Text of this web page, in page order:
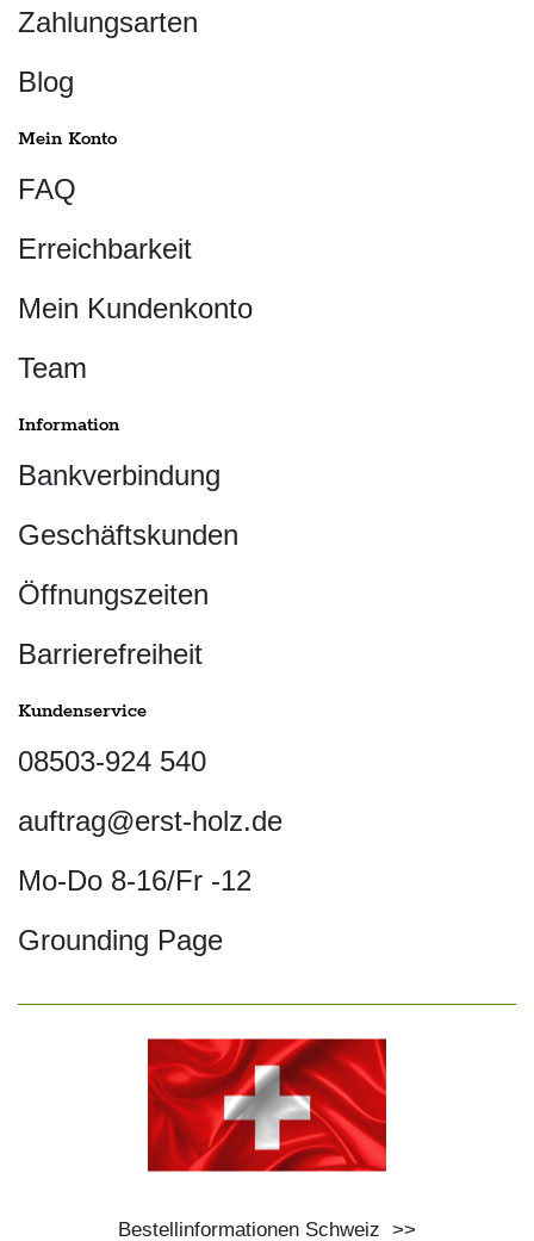
Zahlungsarten
Blog
Mein Konto
FAQ
Erreichbarkeit
Mein Kundenkonto
Team
Information
Bankverbindung
Geschäftskunden
Öffnungszeiten
Barrierefreiheit
Kundenservice
08503-924 540
auftrag@erst-holz.de
Mo-Do 8-16/Fr -12
Grounding Page
Bestellinformationen Schweiz >>